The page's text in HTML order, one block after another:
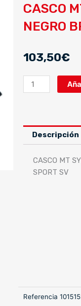
CASCO
NEGRO
103,50€
CASCO
MT
SPORT
SOLID
BRILLO
cantidad
Descripción
CASCO MT
SPORT SV
Referencia